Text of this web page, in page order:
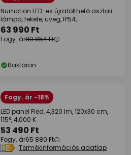
Numotion LED-es újratölthető asztali
lámpa, fekete, üveg, IP54,
63 990 Ft
Fogy. ár80 854 Ft
Raktáron
Fogy. ár -18%
LED panel Fled, 4,320 lm, 120x30 cm,
115°, 4,000 K
53 490 Ft
Fogy. ár65 880 Ft
Termékinformációs adatlap